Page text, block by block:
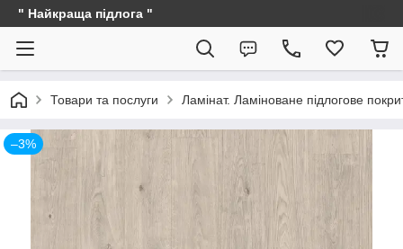
" Найкраща підлога "
Товари та послуги Ламінат. Ламіноване підлогове
–3%